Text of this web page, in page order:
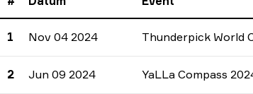
1 Nov 04 2024 Thunderpick World
2 Jun 09 2024 YaLLa Compass